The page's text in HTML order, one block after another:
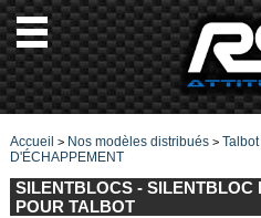
Accueil > Nos modèles distribués> Talbot
D'ÉCHAPPEMENT
SILENTBLOCS -
POUR TALBOT